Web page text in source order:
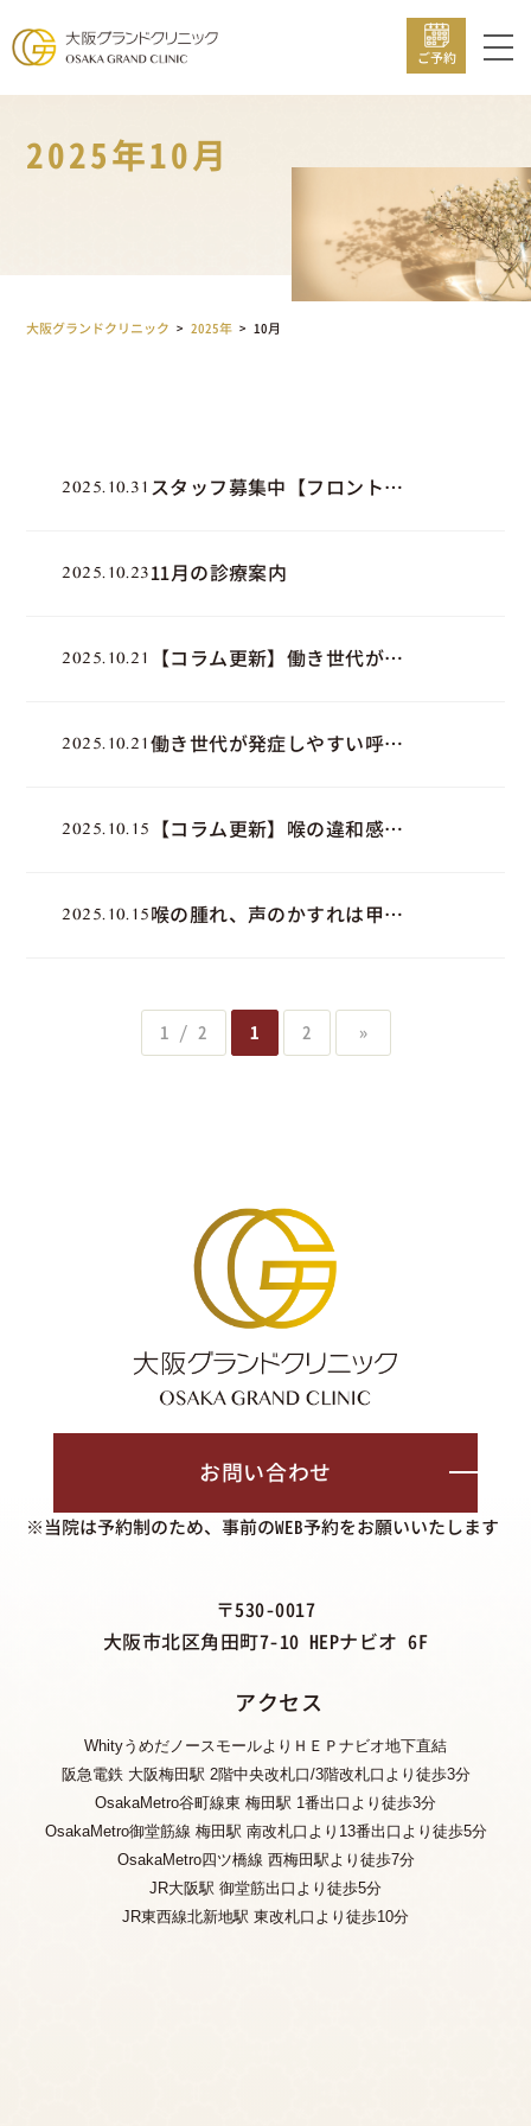
ご予約
2025年10月
大阪グランドクリニック >2025年 >10月
2025.10.31 スタッフ募集中【フロント業
2025.10.2311月の診療案内
2025.10.21
【コラム更新】働き世代が注
2025.10.21 働き世代が発症しやすい呼吸
2025.10.15 【コラム更新】喉の違和感、
2025.10.15喉の腫れ、声のかすれは甲状
1 / 2 1 2 »
お問い合わせ
※当院は予約制のため、事前のWEB予約をお願いいたします
〒530-0017
大阪市北区角田町7-10 HEPナビオ 6F
アクセス
WhityうめだノースモールよりＨＥＰナビオ地下直結
阪急電鉄 大阪梅田駅 2階中央改札口/3階改札口より徒歩3分
OsakaMetro谷町線東 梅田駅 1番出口より徒歩3分
OsakaMetro御堂筋線 梅田駅 南改札口より13番出口より徒歩5分
OsakaMetro四ツ橋線 西梅田駅より徒歩7分
JR大阪駅 御堂筋出口より徒歩5分
JR東西線北新地駅 東改札口より徒歩10分